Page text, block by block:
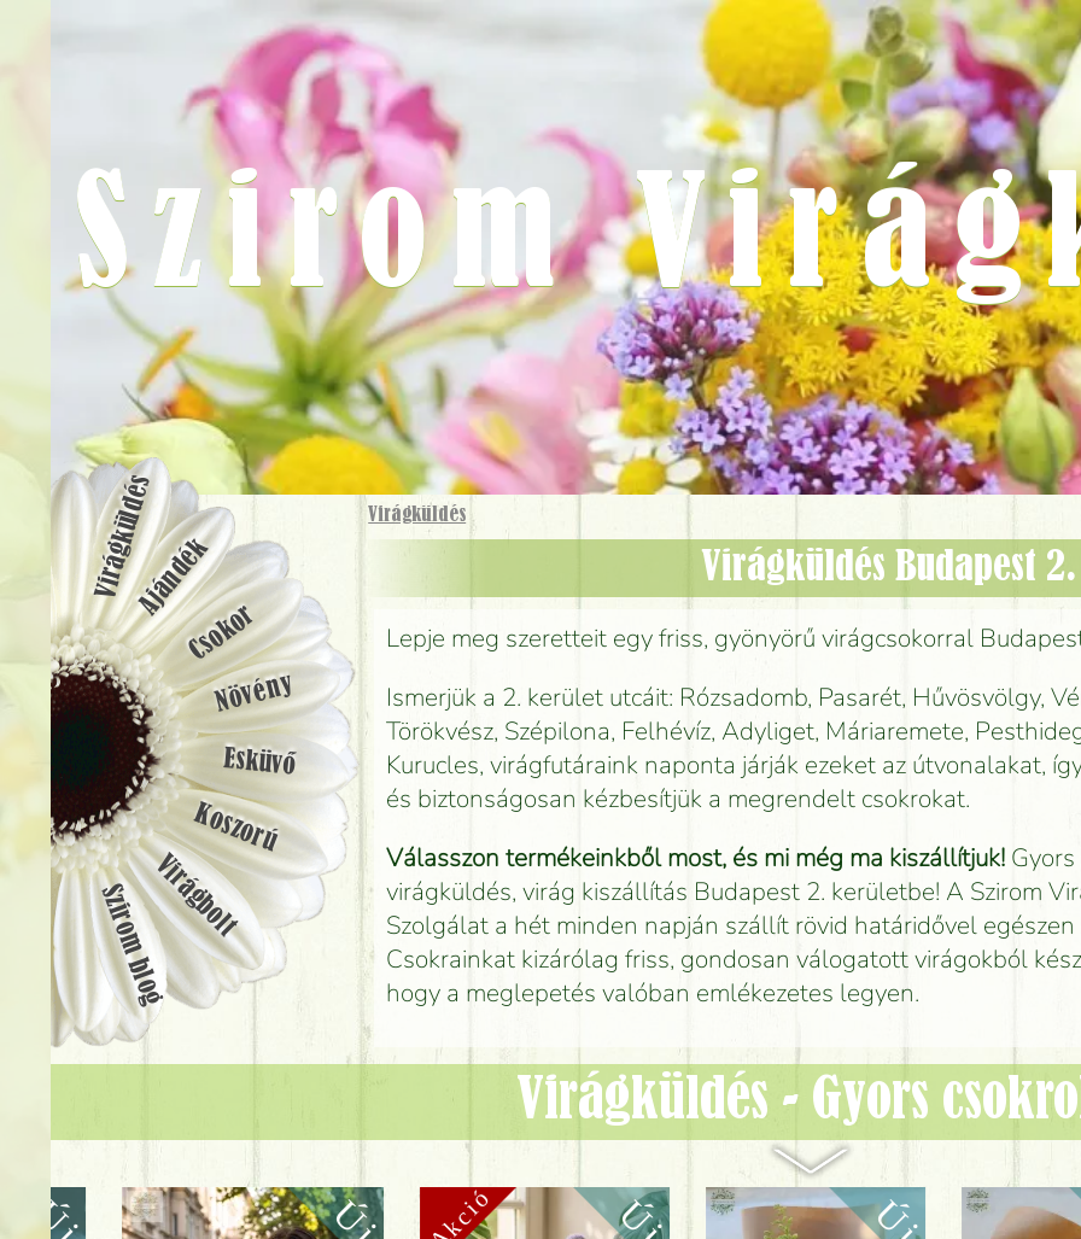
Virágküldés
Virágküldés Budapest
Lepje meg szeretteit egy friss, gyönyörű virágcsokorral
Ismerjük a 2. kerület utcáit: Rózsadomb, Pasarét, Hűvösvölgy,
Törökvész, Szépilona, Felhévíz, Adyliget, Máriaremete,
Kurucles, virágfutáraink naponta járják ezeket az útvonalakat,
és biztonságosan kézbesítjük a megrendelt csokrokat.
Válasszon termékeinkből most, és mi még ma kiszállítjuk! Gyors
virágküldés, virág kiszállítás Budapest 2. kerületbe! A Szirom
Szolgálat a hét minden napján szállít rövid határidővel
Csokrainkat kizárólag friss, gondosan válogatott virágokból
hogy a meglepetés valóban emlékezetes legyen.
Virágküldés - Gyors
Szirom
VirágküldésAjándék
Csokor
Növény
Esküvő
Koszorú
Virágbolt
Szirom blog